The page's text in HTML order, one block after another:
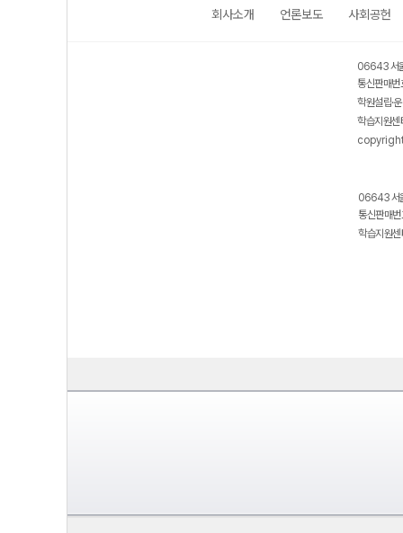
회사소개 언론보도 사회공헌
06643 서
통신판매
학원설립·
학습지원
06643 서
통신판매
학습지원